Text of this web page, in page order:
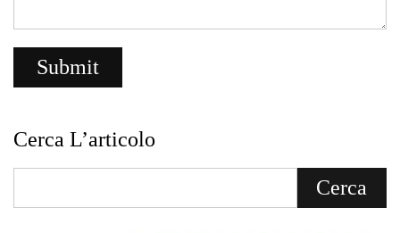
Cerca L’articolo